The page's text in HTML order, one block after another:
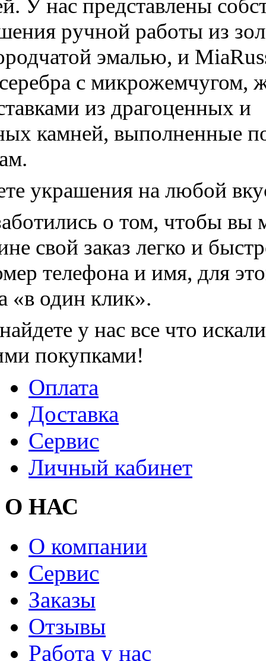
У нас представлены
ручной работы из
эмалью, и
с микрожемчугом,
из драгоценных и
камней, выполненные
украшения на любой
о том, чтобы вы
свой заказ легко и
телефона и имя, для
«в один клик».
у нас все что
покупками!
Оплата
Доставка
Сервис
Личный кабинет
О НАС
О компании
Сервис
Заказы
Отзывы
Работа у нас